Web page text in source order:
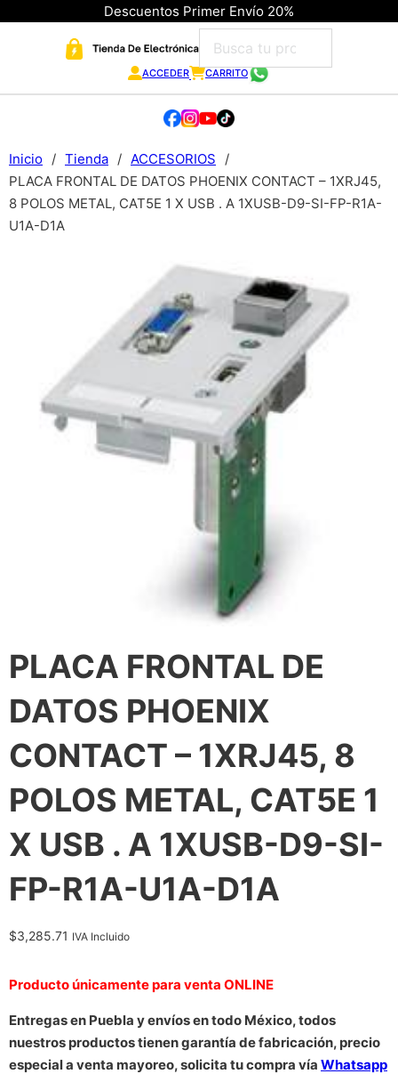
Descuentos Primer Envío 20%
ACCEDER CARRITO
Inicio / Tienda / ACCESORIOS
/
PLACA FRONTAL DE DATOS PHOENIX CONTACT – 1XRJ45,
8 POLOS METAL, CAT5E 1 X USB . A 1XUSB-D9-SI-FP-R1A-
U1A-D1A
PLACA FRONTAL DE
DATOS PHOENIX
CONTACT – 1XRJ45, 8
POLOS METAL, CAT5E 1
X USB . A 1XUSB-D9-SI-
FP-R1A-U1A-D1A
$3,285.71 IVA Incluido
Producto únicamente para venta ONLINE
Entregas en Puebla y envíos en todo México, todos
nuestros productos tienen garantía de fabricación, precio
especial a venta mayoreo, solicita tu compra vía Whatsapp